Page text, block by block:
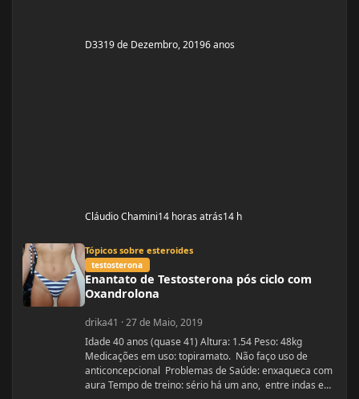
D3319 de Dezembro, 20196 anos
Cláudio Chamini14 horas atrás14 h
Tópicos sobre esteroides
testosterona
Enantato de Testosterona pós ciclo com
Oxandrolona
drika41 ·27 de Maio, 2019
Idade 40 anos (quase 41) Altura: 1.54 Peso: 48kg
Medicações em uso: topiramato. Não faço uso de
anticoncepcional Problemas de Saúde: enxaqueca com
aura Tempo de treino: sério há um ano, entre indas e